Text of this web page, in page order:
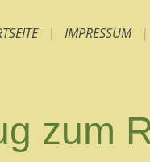
| IMPRESSUM|
zum